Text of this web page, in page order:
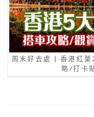
周末好去處 | 香港紅
略/打卡